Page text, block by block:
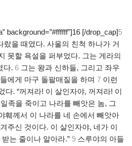
background=”#ffffff”]16 [/drop_cap]5
랐을 때였다. 사울의 친척 하나가 거
못할 욕설을 퍼부었다. 그는 게라의
다. 6 그는 왕과 신하들, 그리고 좌우
에게 마구 돌팔매질을 하며 7 이런
다. “꺼져라! 이 살인자야, 꺼져라! 이
족을 죽이고 나라를 빼앗은 놈, 그
훼께서 이 나라를 네 손에서 빼앗아
주신 것이다. 이 살인자야, 네가 이
는 줄이나 알아라.” 9 스루야의 아들